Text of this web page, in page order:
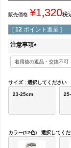
販売価格 ¥1,320税
[ 12 ポイント進呈 ]
注意事項
(
必
)
サイズ 選択してください
23-25cm
カラー(12色) 選択してく